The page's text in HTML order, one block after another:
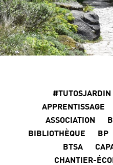
#TUTOSJARDIN
APPRENTISSAGE
ASSOCIATION
BIBLIOTHÈQUE
BP
BTSA
CHANTIER-